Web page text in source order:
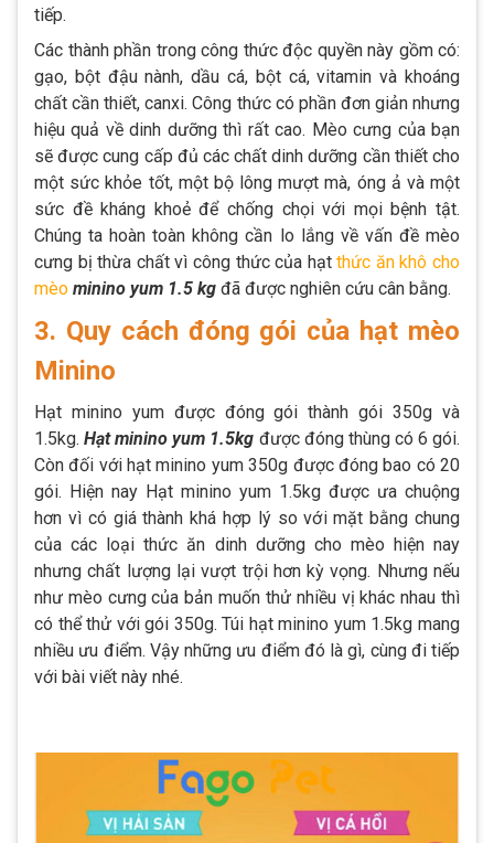
tiếp.
Các thành phần trong công thức độc quyền này gồm có:
gạo, bột đậu nành, dầu cá, bột cá, vitamin và khoáng
chất cần thiết, canxi. Công thức có phần đơn giản nhưng
hiệu quả về dinh dưỡng thì rất cao. Mèo cưng của bạn
sẽ được cung cấp đủ các chất dinh dưỡng cần thiết cho
một sức khỏe tốt, một bộ lông mượt mà, óng ả và một
sức đề kháng khoẻ để chống chọi với mọi bệnh tật.
Chúng ta hoàn toàn không cần lo lắng về vấn đề mèo
cưng bị thừa chất vì công thức của hạtthức ăn khô cho
mèo minino yum 1.5 kg đã được nghiên cứu cân bằng.
3. Quy cách đóng gói của hạt mèo
Minino
Hạt minino yum được đóng gói thành gói 350g và
1.5kg.Hạt minino yum 1.5kg được đóng thùng có 6 gói.
Còn đối với hạt minino yum 350g được đóng bao có 20
gói. Hiện nay Hạt minino yum 1.5kg được ưa chuộng
hơn vì có giá thành khá hợp lý so với mặt bằng chung
của các loại thức ăn dinh dưỡng cho mèo hiện nay
nhưng chất lượng lại vượt trội hơn kỳ vọng. Nhưng nếu
như mèo cưng của bản muốn thử nhiều vị khác nhau thì
có thể thử với gói 350g. Túi hạt minino yum 1.5kg mang
nhiều ưu điểm. Vậy những ưu điểm đó là gì, cùng đi tiếp
với bài viết này nhé.